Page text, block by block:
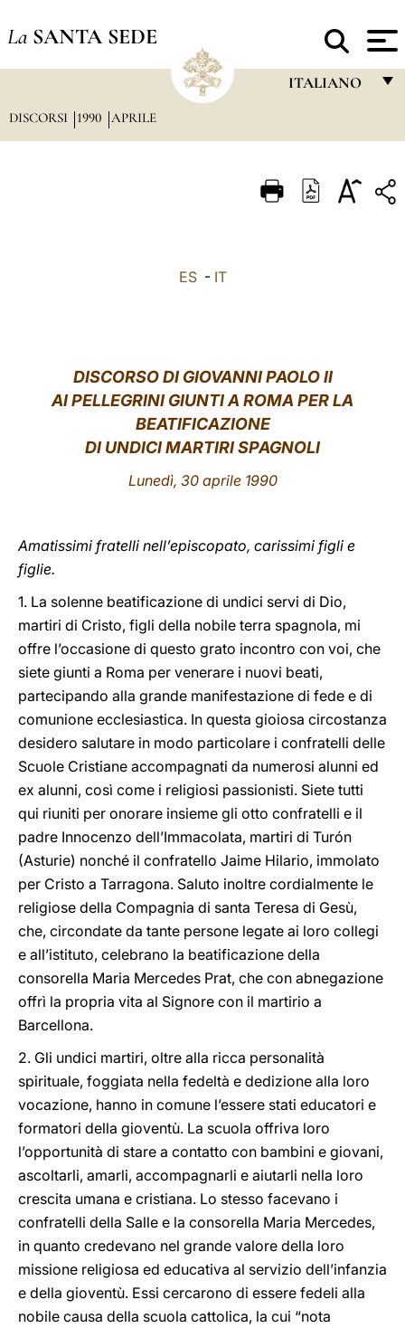
La SANTA SEDE
ITALIANO
ITALIANO
中文
DISCORSI 1990 APRILE
ES- IT
DISCORSO DI GIOVANNI PAOLO II
AI PELLEGRINI GIUNTI A ROMA PER LA
BEATIFICAZIONE
DI UNDICI MARTIRI SPAGNOLI
Lunedì, 30 aprile 1990
Amatissimi fratelli nell’episcopato, carissimi figli e
figlie.
1. La solenne beatificazione di undici servi di Dio,
martiri di Cristo, figli della nobile terra spagnola, mi
offre l’occasione di questo grato incontro con voi, che
siete giunti a Roma per venerare i nuovi beati,
partecipando alla grande manifestazione di fede e di
comunione ecclesiastica. In questa gioiosa circostanza
desidero salutare in modo particolare i confratelli delle
Scuole Cristiane accompagnati da numerosi alunni ed
ex alunni, così come i religiosi passionisti. Siete tutti
qui riuniti per onorare insieme gli otto confratelli e il
padre Innocenzo dell’Immacolata, martiri di Turón
(Asturie) nonché il confratello Jaime Hilario, immolato
per Cristo a Tarragona. Saluto inoltre cordialmente le
religiose della Compagnia di santa Teresa di Gesù,
che, circondate da tante persone legate ai loro collegi
e all’istituto, celebrano la beatificazione della
consorella Maria Mercedes Prat, che con abnegazione
offrì la propria vita al Signore con il martirio a
Barcellona.
2. Gli undici martiri, oltre alla ricca personalità
spirituale, foggiata nella fedeltà e dedizione alla loro
vocazione, hanno in comune l’essere stati educatori e
formatori della gioventù. La scuola offriva loro
l’opportunità di stare a contatto con bambini e giovani,
ascoltarli, amarli, accompagnarli e aiutarli nella loro
crescita umana e cristiana. Lo stesso facevano i
confratelli della Salle e la consorella Maria Mercedes,
in quanto credevano nel grande valore della loro
missione religiosa ed educativa al servizio dell’infanzia
e della gioventù. Essi cercarono di essere fedeli alla
nobile causa della scuola cattolica, la cui “nota